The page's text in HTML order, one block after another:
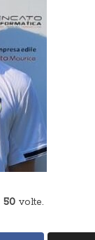
50 volte.